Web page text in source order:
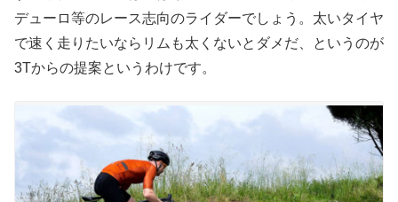
デューロ等のレース志向のライダーでしょう。太いタイヤ
で速く走りたいならリムも太くないとダメだ、というのが
3Tからの提案というわけです。